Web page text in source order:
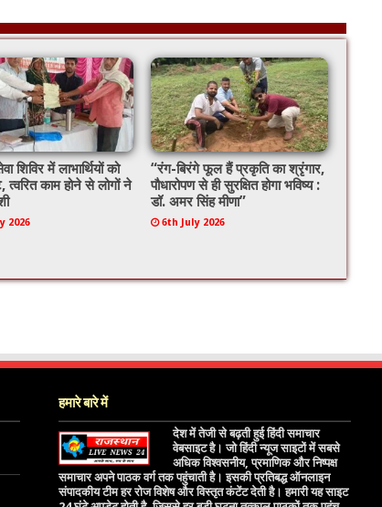
शिविर में लाभार्थियों को
त्वरित काम होने से लोगों ने
2026
“रंग-बिरंगे फूल हैं प्रकृति का श्रृंगार,
पौधारोपण से ही सुरक्षित होगा भविष्य :
डॉ. अमर सिंह मीणा”
6th July 2026
हमारे बारे में
देश में तेजी से बढ़ती हुई हिंदी समाचार
वेबसाइट है। जो हिंदी न्यूज साइटों में सबसे
अधिक विश्वसनीय, प्रमाणिक और निष्पक्ष
समाचार अपने पाठक वर्ग तक पहुंचाती है। इसकी प्रतिबद्ध ऑनलाइन
संपादकीय टीम हर रोज विशेष और विस्तृत कंटेंट देती है। हमारी यह साइट